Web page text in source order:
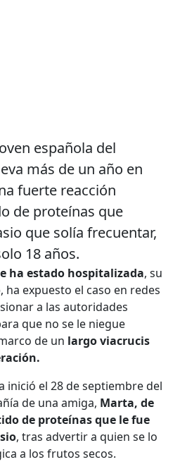
española del
más de un año en
fuerte reacción
de proteínas que
que solía frecuentar,
18 años.
ha estado hospitalizada, su
, ha expuesto el caso en redes
a las autoridades
que no se le niegue
de un largo viacrucis
inició el 28 de septiembre del
de una amiga, Marta, de
de proteínas que le fue
, tras advertir a quien se lo
a los frutos secos.